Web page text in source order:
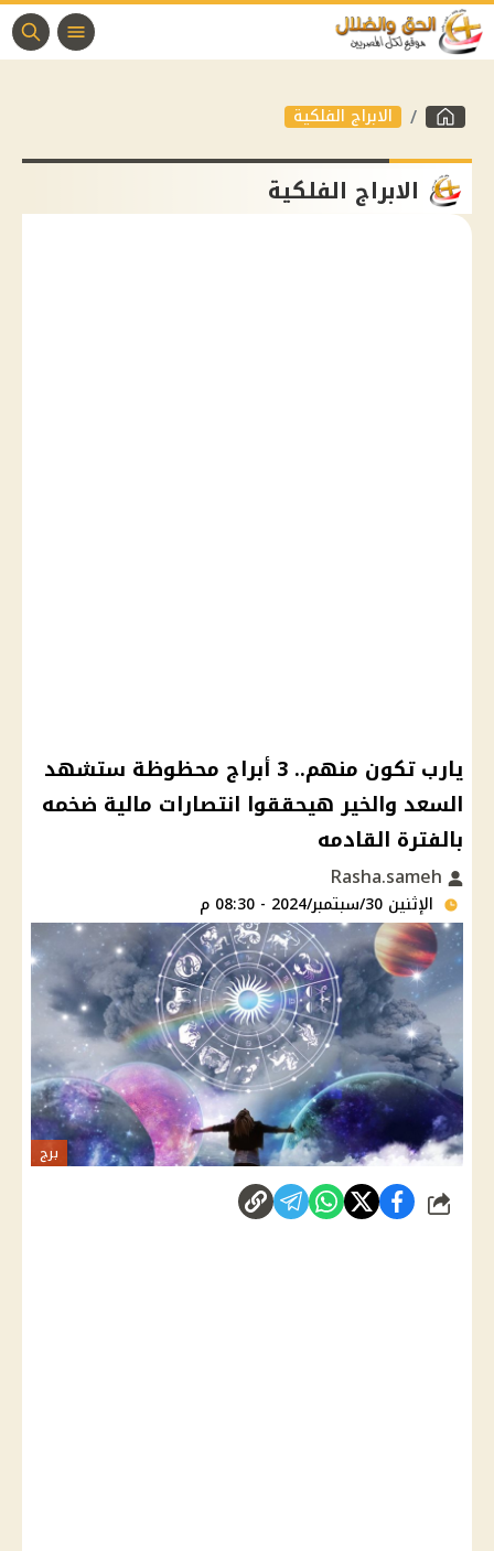
الابراج الفلكية
الابراج الفلكية
يارب تكون منهم.. 3 أبراج محظوظة ستشهد
السعد والخير هيحققوا انتصارات مالية ضخمه
بالفترة القادمه
الإثنين 30/سبتمبر/2024 - 08:30 م
برج
شارك